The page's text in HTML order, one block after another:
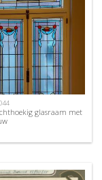
glasraam met